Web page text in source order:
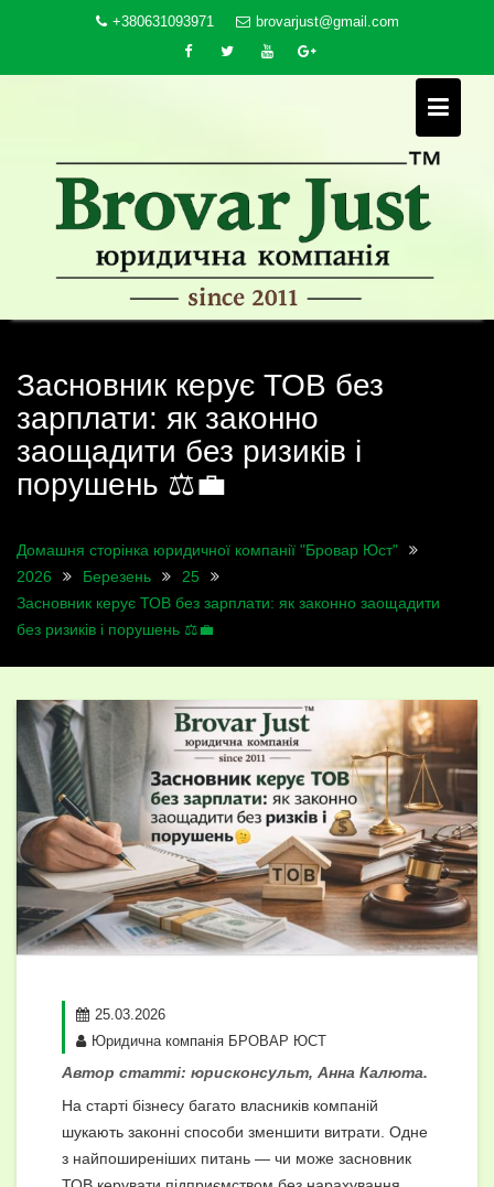
+380631093971 brovarjust@gmail.com
Засновник керує ТОВ без
зарплати: як законно
заощадити без ризиків і
порушень ⚖️💼
Домашня сторінка юридичної компанії "Бровар Юст"
2026
Березень
25
Засновник керує ТОВ без зарплати: як законно заощадити
без ризиків і порушень ⚖️💼
25.03.2026
Юридична компанія БРОВАР ЮСТ
Автор статті: юрисконсульт, Анна Калюта.
На старті бізнесу багато власників компаній
шукають законні способи зменшити витрати. Одне
з найпоширеніших питань — чи може засновник